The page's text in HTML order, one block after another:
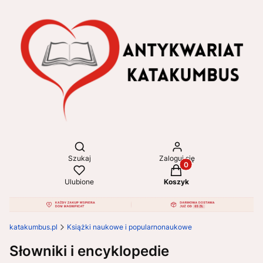
Otwórz wyszukiwarkę
Szukaj Zaloguj się
Ulubione
Produkty w koszyku:
Koszyk
katakumbus.pl Książki naukowe i popularnonaukowe
Słowniki i encyklopedie